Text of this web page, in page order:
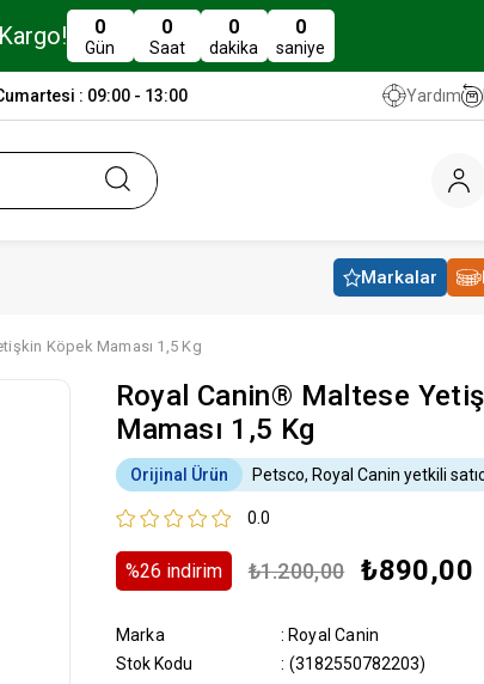
0
Gün
0
Saat
0
dakika
0
saniye
: 09:00 - 13:00 Yardım
Markalar
Köpek Maması 1,5 Kg
Royal Canin® Maltese
Maması 1,5 Kg
Orijinal Ürün Petsco, Royal Canin yetkili
0.0
%26 i̇ndirim ₺1.200,00 ₺890,00
Marka : Royal Canin
Stok Kodu
(3182550782203)